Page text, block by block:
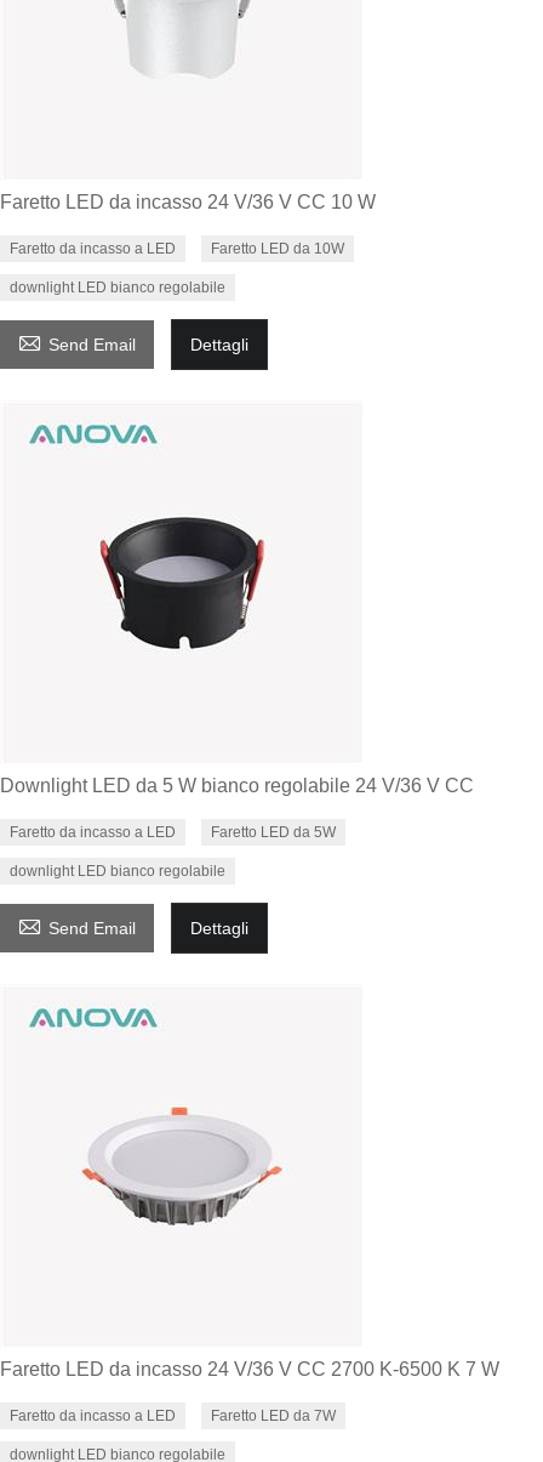
Faretto LED da incasso 24 V/36 V CC 10 W
Faretto da incasso a LED Faretto LED da 10W
downlight LED bianco regolabile
 Send Email Dettagli
Downlight LED da 5 W bianco regolabile 24 V/36 V CC
Faretto da incasso a LED Faretto LED da 5W
downlight LED bianco regolabile
 Send Email Dettagli
Faretto LED da incasso 24 V/36 V CC 2700 K-6500 K 7 W
Faretto da incasso a LED Faretto LED da 7W
downlight LED bianco regolabile